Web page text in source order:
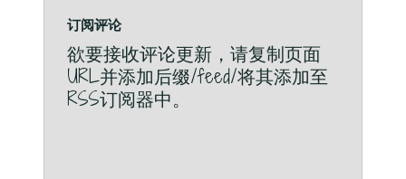
订阅评论
欲要接收评论更新，请复制页面
URL并添加后缀/feed/将其添加至
RSS订阅器中。